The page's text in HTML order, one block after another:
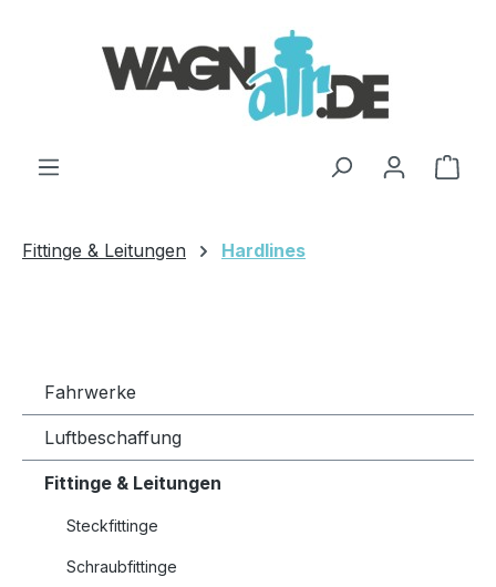
Fittinge & Leitungen Hardlines
Fahrwerke
Luftbeschaffung
Fittinge & Leitungen
Steckfittinge
Schraubfittinge